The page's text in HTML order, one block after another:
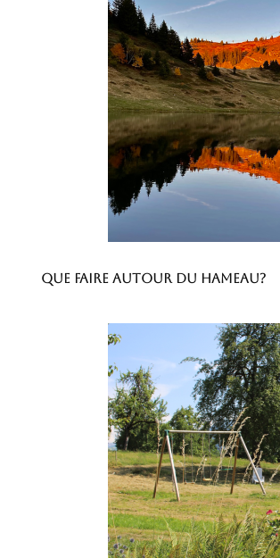
Que faire autour du hameau?